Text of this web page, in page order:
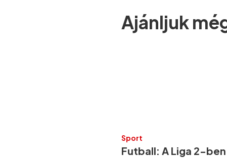
Ajánljuk
Sport
Futball: A Liga 2-ben